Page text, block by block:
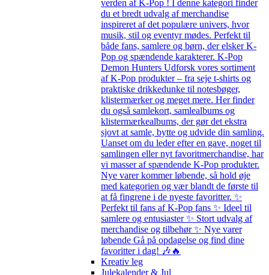
verden af K-Pop ! I denne kategori finder
du et bredt udvalg af merchandise
inspireret af det populære univers, hvor
musik, stil og eventyr mødes. Perfekt til
både fans, samlere og børn, der elsker K-
Pop og spændende karakterer. K-Pop
Demon Hunters Udforsk vores sortiment
af K-Pop produkter – fra seje t-shirts og
praktiske drikkedunke til notesbøger,
klistermærker og meget mere. Her finder
du også samlekort, samlealbums og
klistermærkealbums, der gør det ekstra
sjovt at samle, bytte og udvide din samling.
Uanset om du leder efter en gave, noget til
samlingen eller nyt favoritmerchandise, har
vi masser af spændende K-Pop produkter.
Nye varer kommer løbende, så hold øje
med kategorien og vær blandt de første til
at få fingrene i de nyeste favoritter. ✨
Perfekt til fans af K-Pop fans ✨ Ideel til
samlere og entusiaster ✨ Stort udvalg af
merchandise og tilbehør ✨ Nye varer
løbende Gå på opdagelse og find dine
favoritter i dag! 🎶🔥
Kreativ leg
Julekalender & Jul